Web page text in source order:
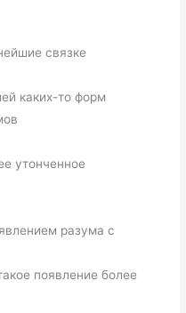
связке
каких-то форм
утонченное
разума с
появление более